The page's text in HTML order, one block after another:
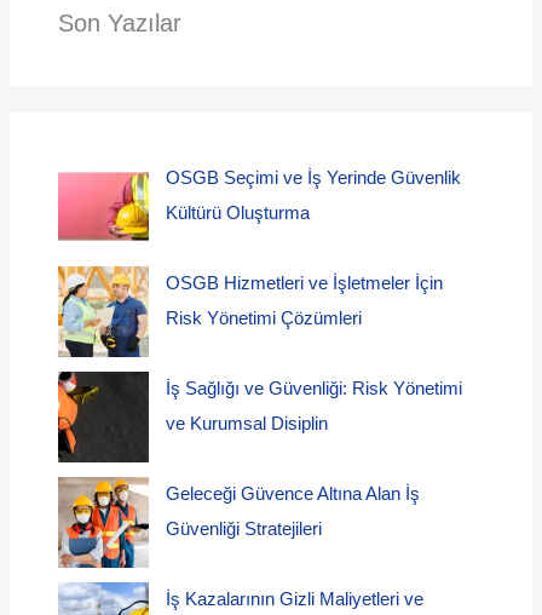
Son Yazılar
OSGB Seçimi ve İş Yerinde Güvenlik
Kültürü Oluşturma
OSGB Hizmetleri ve İşletmeler İçin
Risk Yönetimi Çözümleri
İş Sağlığı ve Güvenliği: Risk Yönetimi
ve Kurumsal Disiplin
Geleceği Güvence Altına Alan İş
Güvenliği Stratejileri
İş Kazalarının Gizli Maliyetleri ve